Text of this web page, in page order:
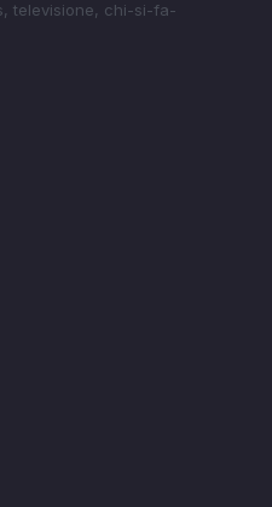
televisione, chi-si-fa-